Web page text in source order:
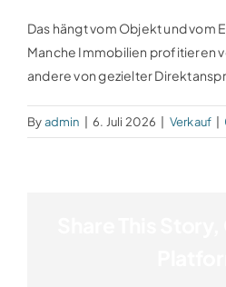
Das hängt vom Objekt und vom
Manche Immobilien profitieren
andere von gezielter
Byadmin 6. Juli 2026 Verkauf